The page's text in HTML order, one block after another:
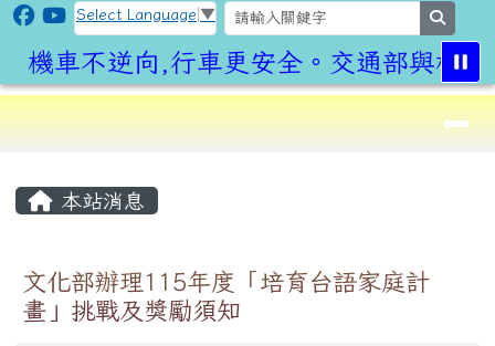
跳至主內容區
CLPS Site
Select Language ▼
機車不逆向,行車更安全。交通部與桃園
⏸
導覽列
本站消息
文化部辦理115年度「培育台語家庭計
畫」挑戰及獎勵須知